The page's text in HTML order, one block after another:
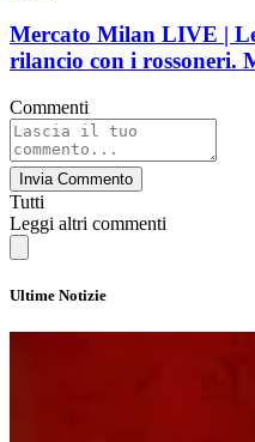
Mercato Milan LIVE |
rilancio con i rossoneri.
Commenti
Invia Commento
Tutti
Leggi altri commenti
Ultime Notizie